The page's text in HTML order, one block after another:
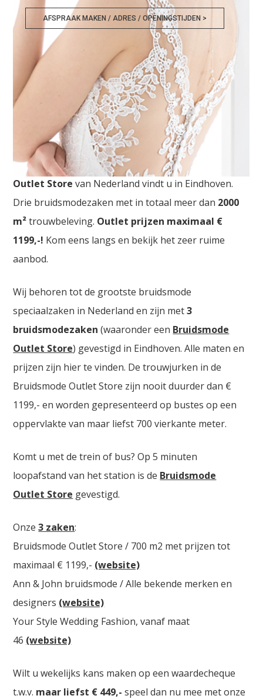
AFSPRAAK MAKEN / ADRES / OPENINGSTIJDEN >
Bruidswinkels Ninove
Bruidswinkels Ninove. Degrootste Trouwjurken
Outlet Store van Nederland vindt u in Eindhoven.
Drie bruidsmodezaken met in totaal meer dan 2000
m²trouwbeleving. Outlet prijzen maximaal €
1199,-! Kom eens langs en bekijk het zeer ruime
aanbod.
Wij behoren tot de grootste bruidsmode
speciaalzaken in Nederland en zijn met3
bruidsmodezaken (waaronder een Bruidsmode
Outlet Store) gevestigd in Eindhoven. Alle maten en
prijzen zijn hier te vinden. De trouwjurken in de
Bruidsmode Outlet Store zijn nooit duurder dan €
1199,- en worden gepresenteerd op bustes op een
oppervlakte van maar liefst 700 vierkante meter.
Komt u met de trein of bus? Op 5 minuten
loopafstand van het station is de Bruidsmode
Outlet Store gevestigd.
Onze3 zaken:
Bruidsmode Outlet Store / 700 m2 met prijzen tot
maximaal € 1199,- (website)
Ann & John bruidsmode / Alle bekende merken en
designers (website)
Your Style Wedding Fashion, vanaf maat
46 (website)
Wilt u wekelijks kans maken op een waardecheque
t.w.v. maar liefst € 449,- speel dan nu mee met onze